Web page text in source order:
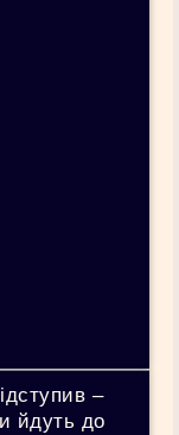
–
йдуть до